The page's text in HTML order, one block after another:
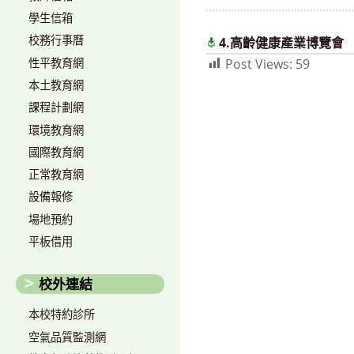
4.高齡健康產業博覽會
Post Views: 59
學生信箱
校務行事曆
性平教育網
本土教育網
課程計劃網
環境教育網
國際教育網
正常教育網
設備報修
場地預約
平板借用
校外連結
本校特約診所
空氣品質監測網